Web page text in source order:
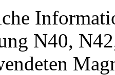
N40,